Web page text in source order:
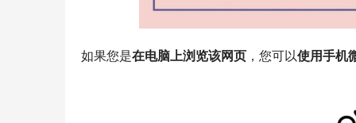
如果您是在电脑上浏览该网页 ，您可以使用手机